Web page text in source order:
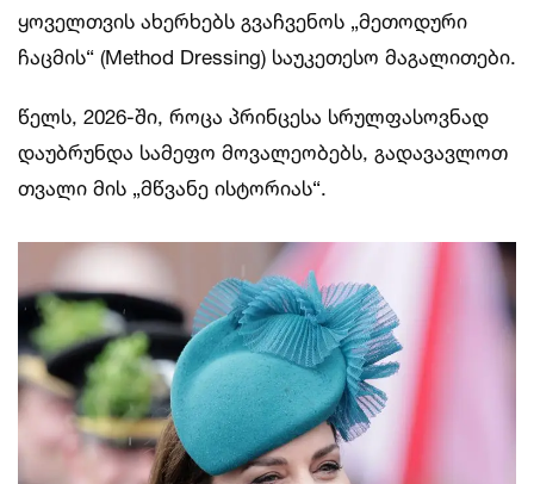
ყოველთვის ახერხებს გვაჩვენოს „მეთოდური
ჩაცმის“ (Method Dressing) საუკეთესო მაგალითები.
წელს, 2026-ში, როცა პრინცესა სრულფასოვნად
დაუბრუნდა სამეფო მოვალეობებს, გადავავლოთ
თვალი მის „მწვანე ისტორიას“.